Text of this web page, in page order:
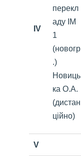
IV
перекл
аду ІМ
1
(новогр
.)
Новиць
ка О.А.
(дистан
ційно)
V